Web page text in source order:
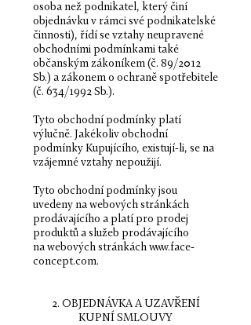
osoba než podnikatel, který činí
objednávku v rámci své podnikatelské
činnosti), řídí se vztahy neupravené
obchodními podmínkami také
občanským zákoníkem (č. 89/2012
Sb.) a zákonem o ochraně spotřebitele
(č. 634/1992 Sb.).
Tyto obchodní podmínky platí
výlučně. Jakékoliv obchodní
podmínky Kupujícího, existují-li, se na
vzájemné vztahy nepoužijí.
Tyto obchodní podmínky jsou
uvedeny na webových stránkách
prodávajícího a platí pro prodej
produktů a služeb prodávajícího
na webových stránkách www.face-
concept.com.
2. OBJEDNÁVKA A UZAVŘENÍ
KUPNÍ SMLOUVY